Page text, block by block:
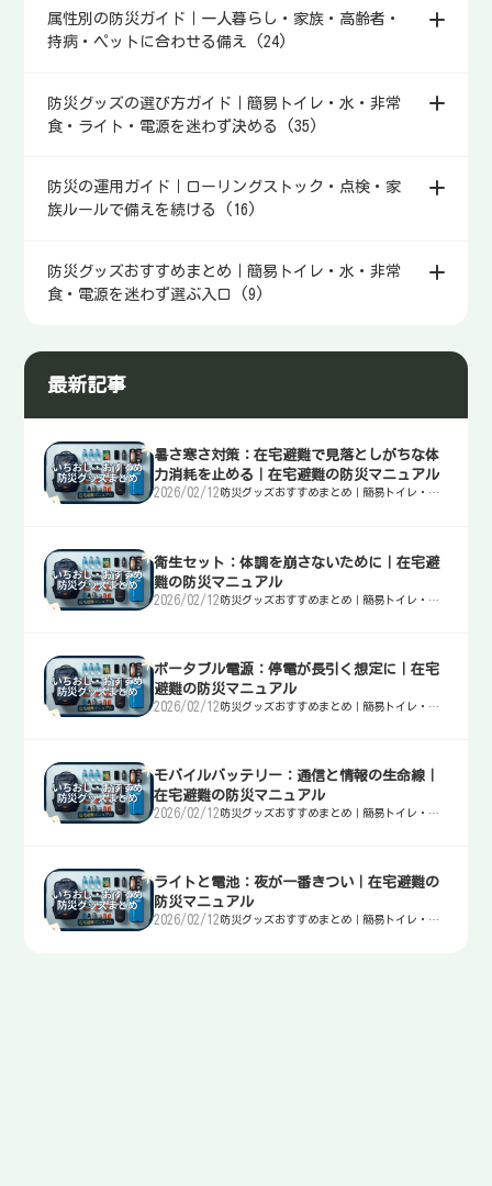
属性別の防災ガイド｜一人暮らし・家族・高齢者・
持病・ペットに合わせる備え (24)
防災グッズの選び方ガイド｜簡易トイレ・水・非常
食・ライト・電源を迷わず決める (35)
防災の運用ガイド｜ローリングストック・点検・家
族ルールで備えを続ける (16)
防災グッズおすすめまとめ｜簡易トイレ・水・非常
食・電源を迷わず選ぶ入口 (9)
最新記事
暑さ寒さ対策：在宅避難で見落としがちな体
力消耗を止める｜在宅避難の防災マニュアル
2026/02/12 防災グッズおすすめまとめ｜簡易トイレ・
衛生セット：体調を崩さないために｜在宅避
難の防災マニュアル
2026/02/12 防災グッズおすすめまとめ｜簡易トイレ・
ポータブル電源：停電が長引く想定に｜在宅
避難の防災マニュアル
2026/02/12 防災グッズおすすめまとめ｜簡易トイレ・
モバイルバッテリー：通信と情報の生命線｜
在宅避難の防災マニュアル
2026/02/12 防災グッズおすすめまとめ｜簡易トイレ・
ライトと電池：夜が一番きつい｜在宅避難の
防災マニュアル
2026/02/12 防災グッズおすすめまとめ｜簡易トイレ・